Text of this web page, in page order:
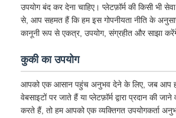
उपयोग बंद कर देना चाहिए। प्लेटफ़ॉर्म की किसी भी
से, आप सहमत हैं कि हम इस गोपनीयता नीति के
कानूनी रूप से एकत्र, उपयोग, संग्रहीत और साझा
कुकी का उपयोग
आपको एक आसान पहुंच अनुभव देने के लिए, जब आप
वेबसाइटों पर जाते हैं या प्लेटफ़ॉर्म द्वारा प्रदान की
करते हैं, तो हम आपको एक व्यक्तिगत उपयोगकर्ता